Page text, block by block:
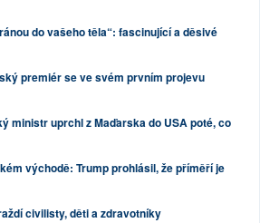
do vašeho těla“: fascinující a děsivé
premiér se ve svém prvním projevu
ministr uprchl z Maďarska do USA poté, co
východě: Trump prohlásil, že příměří je
civilisty, děti a zdravotníky